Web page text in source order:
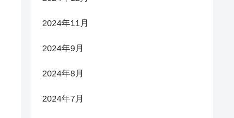
2024年11月
2024年9月
2024年8月
2024年7月